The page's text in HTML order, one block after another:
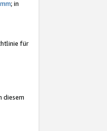
; in
für
diesem